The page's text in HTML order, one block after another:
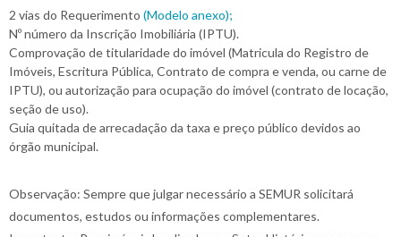
2 vias do Requerimento (Modelo anexo);
Nº número da Inscrição Imobiliária (IPTU).
Comprovação de titularidade do imóvel (Matricula do Registro de
Imóveis, Escritura Pública, Contrato de compra e venda, ou carne de
IPTU), ou autorização para ocupação do imóvel (contrato de locação,
seção de uso).
Guia quitada de arrecadação da taxa e preço público devidos ao
órgão municipal.
Observação: Sempre que julgar necessário a SEMUR solicitará
documentos, estudos ou informações complementares.